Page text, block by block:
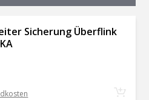
Sicherung Überflink